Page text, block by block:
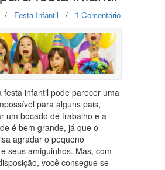
/ Festa Infantil / 1 Comentário
festa infantil pode parecer uma
para alguns pais,
um bocado de trabalho e a
é bem grande, já que o
agradar o pequeno
seus amiguinhos. Mas, com
você consegue se